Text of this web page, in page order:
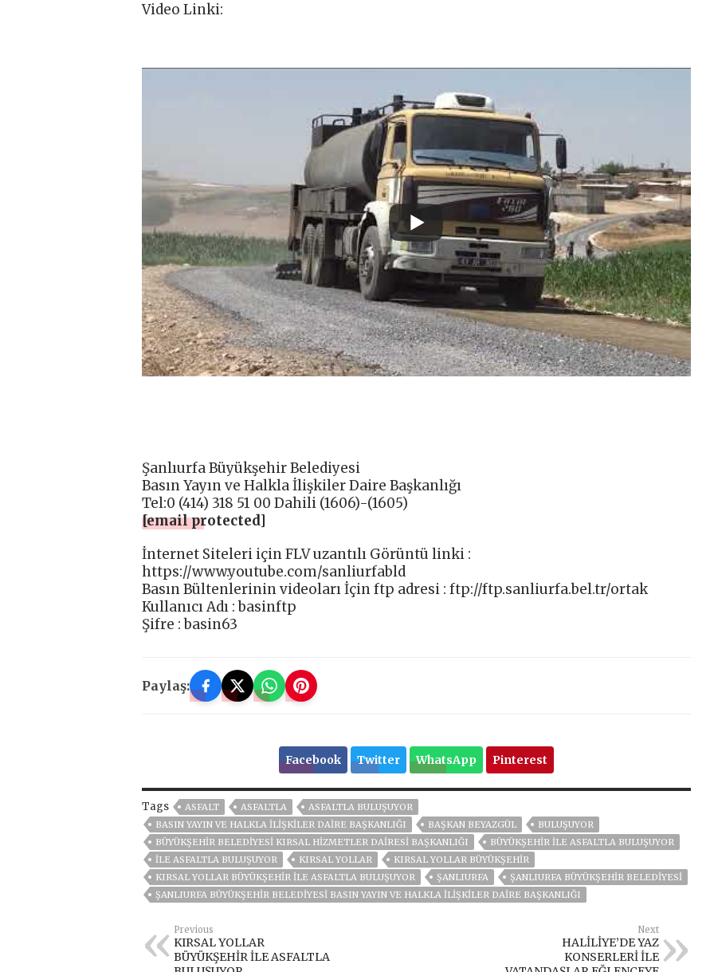
Video Linki:
Şanlıurfa Büyükşehir Belediyesi
Basın Yayın ve Halkla İlişkiler Daire Başkanlığı
Tel:0 (414) 318 51 00 Dahili (1606)-(1605)
[email protected]
İnternet Siteleri için FLV uzantılı Görüntü linki :
https://www.youtube.com/sanliurfabld
Basın Bültenlerinin videoları İçin ftp adresi : ftp://ftp.sanliurfa.bel.tr/ortak
Kullanıcı Adı : basinftp
Şifre : basin63
Paylaş:
Facebook Twitter WhatsApp Pinterest
Tags ASFALT ASFALTLA
ASFALTLA BULUŞUYOR
BASIN YAYIN VE HALKLA İLIŞKILER DAIRE BAŞKANLIĞI
BAŞKAN BEYAZGÜL
BULUŞUYOR
BÜYÜKŞEHIR BELEDIYESI KIRSAL HIZMETLER DAIRESI BAŞKANLIĞI
BÜYÜKŞEHİR İLE ASFALTLA BULUŞUYOR
İLE ASFALTLA BULUŞUYOR
KIRSAL YOLLAR
KIRSAL YOLLAR BÜYÜKŞEHİR
KIRSAL YOLLAR BÜYÜKŞEHİR İLE ASFALTLA BULUŞUYOR
ŞANLIURFA
ŞANLIURFA BÜYÜKŞEHIR BELEDIYESI
ŞANLIURFA BÜYÜKŞEHIR BELEDIYESI BASIN YAYIN VE HALKLA İLIŞKILER DAIRE BAŞKANLIĞI
Previous
KIRSAL YOLLAR
BÜYÜKŞEHİR İLE ASFALTLA
Next
HALİLİYE’DE YAZ
KONSERLERİ İLE